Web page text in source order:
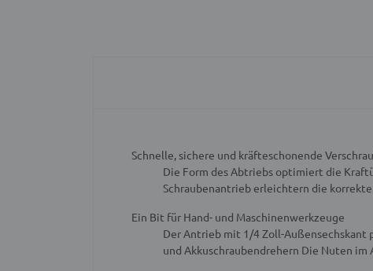
Schnelle, sichere und kräfteschonende
Die Form des Abtriebs optimiert die
Schraubenantrieb erleichtern die
Ein Bit für Hand- und Maschinenwerkzeuge
Der Antrieb mit 1/4 Zoll-Außensechskant
und Akkuschraubendrehern Die Nuten im